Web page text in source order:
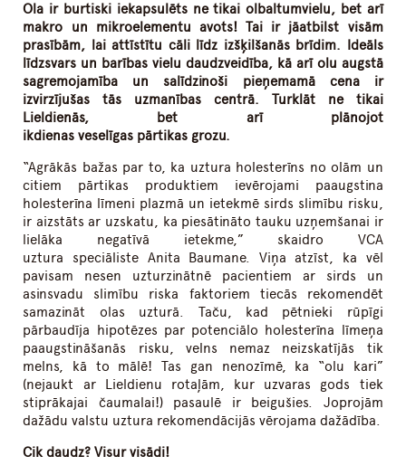
Ola ir burtiski iekapsulēts ne tikai olbaltumvielu, bet arī
makro un mikroelementu avots! Tai ir jāatbilst visām
prasībām, lai attīstītu cāli līdz izšķilšanās brīdim. Ideāls
līdzsvars un barības vielu daudzveidība, kā arī olu augstā
sagremojamība un salīdzinoši pieņemamā cena ir
izvirzījušas tās uzmanības centrā. Turklāt ne tikai
Lieldienās, bet arī plānojot
ikdienas veselīgas pārtikas grozu.
“Agrākās bažas par to, ka uztura holesterīns no olām un
citiem pārtikas produktiem ievērojami paaugstina
holesterīna līmeni plazmā un ietekmē sirds slimību risku,
ir aizstāts ar uzskatu, ka piesātināto tauku uzņemšanai ir
lielāka negatīvā ietekme,” skaidro VCA
uztura speciāliste Anita Baumane. Viņa atzīst, ka vēl
pavisam nesen uzturzinātnē pacientiem ar sirds un
asinsvadu slimību riska faktoriem tiecās rekomendēt
samazināt olas uzturā. Taču, kad pētnieki rūpīgi
pārbaudīja hipotēzes par potenciālo holesterīna līmeņa
paaugstināšanās risku, velns nemaz neizskatījās tik
melns, kā to mālē! Tas gan nenozīmē, ka “olu kari”
(nejaukt ar Lieldienu rotaļām, kur uzvaras gods tiek
stiprākajai čaumalai!) pasaulē ir beigušies. Joprojām
dažādu valstu uztura rekomendācijās vērojama dažādība.
Cik daudz? Visur visādi!